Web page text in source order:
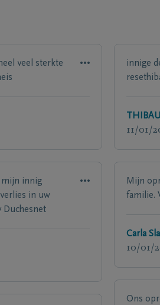
veel sterkte
mijn innig
in uw
Duchesnet
innige
11/01/
Mijn
familie.
Carla
10/01/
Ons